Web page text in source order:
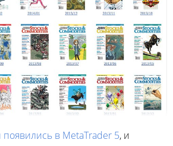
в MetaTrader 5, и